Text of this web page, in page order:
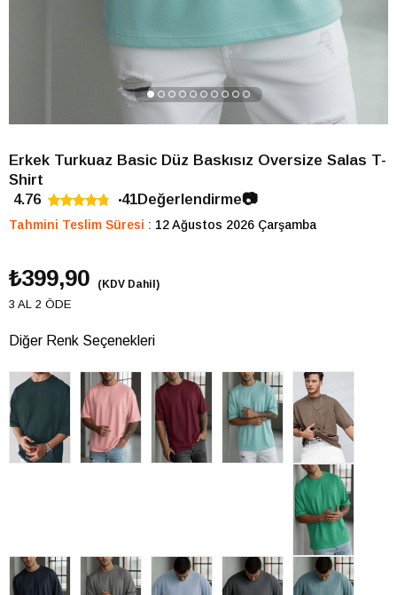
Erkek Turkuaz Basic Düz Baskısız Oversize Salas T-
Shirt
4.76
41Değerlendirme📷
Tahmini Teslim Süresi : 12 Ağustos 2026 Çarşamba
₺399,90 (KDV Dahil)
3 AL 2 ÖDE
Diğer Renk Seçenekleri